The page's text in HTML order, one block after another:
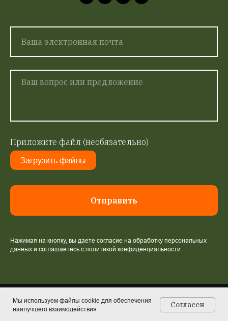
Главная Каталог
Приложите файл (необязательно)
Загрузить файлы
Отправить
Нажимая на кнопку, вы даете согласие на обработку персональных
данных и соглашаетесь c политикой конфиденциальности
Мы используем файлы cookie для обеспечения
наилучшего взаимодействия
Согласен